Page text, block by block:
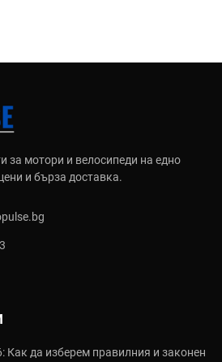
за мотори и велосипеди на едно
и бърза доставка.
Как да изберем правилния и законен